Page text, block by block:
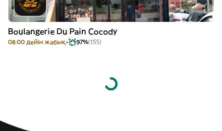
Boulangerie Du Pain Cocody
08:00 дейін жабық 97%(155)